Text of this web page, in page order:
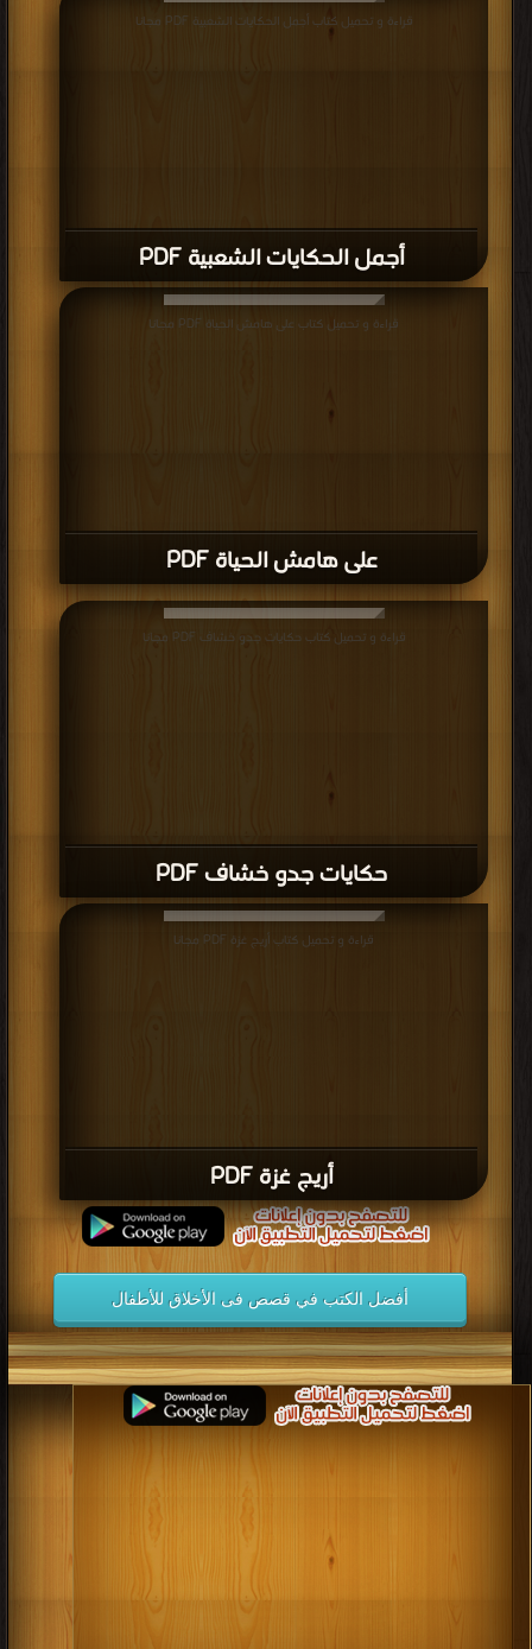
أجمل الحكايات الشعبية PDF
قراءة و تحميل كتاب أجمل الحكايات الشعبية PDF مجانا
على هامش الحياة PDF
قراءة و تحميل كتاب على هامش الحياة PDF مجانا
حكايات جدو خشاف PDF
قراءة و تحميل كتاب حكايات جدو خشاف PDF مجانا
أريج غزة PDF
قراءة و تحميل كتاب أريج غزة PDF مجانا
أفضل الكتب في قصص فى الأخلاق للأطفال